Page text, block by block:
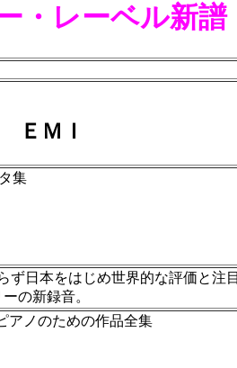
・レーベル新譜
ＥＭＩ
集
日本をはじめ世界的な評価と注
の新録音。
アノのための作品全集